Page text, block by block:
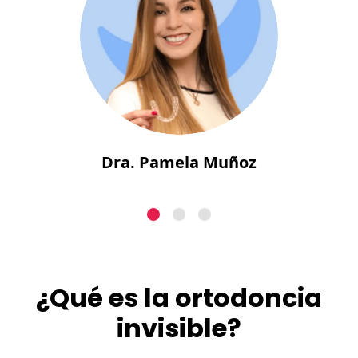
Dra. Pamela Muñoz
¿Qué es la ortodoncia
invisible?